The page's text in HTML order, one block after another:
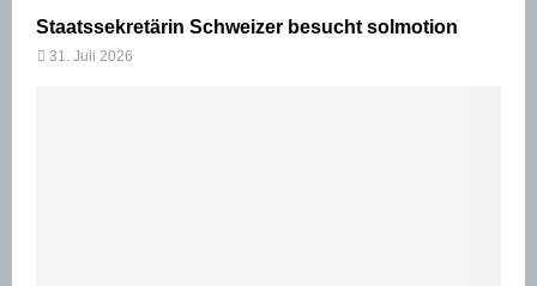
Staatssekretärin Schweizer besucht solmotion
31. Juli 2026